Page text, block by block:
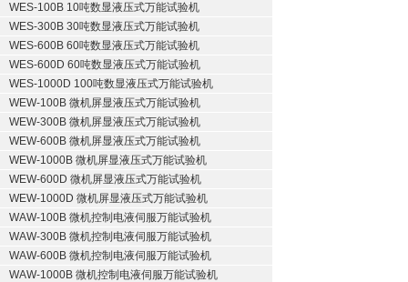
WES-100B 10吨数显液压式万能试验机
WES-300B 30吨数显液压式万能试验机
WES-600B 60吨数显液压式万能试验机
WES-600D 60吨数显液压式万能试验机
WES-1000D 100吨数显液压式万能试验机
WEW-100B 微机屏显液压式万能试验机
WEW-300B 微机屏显液压式万能试验机
WEW-600B 微机屏显液压式万能试验机
WEW-1000B 微机屏显液压式万能试验机
WEW-600D 微机屏显液压式万能试验机
WEW-1000D 微机屏显液压式万能试验机
WAW-100B 微机控制电液伺服万能试验机
WAW-300B 微机控制电液伺服万能试验机
WAW-600B 微机控制电液伺服万能试验机
WAW-1000B 微机控制电液伺服万能试验机